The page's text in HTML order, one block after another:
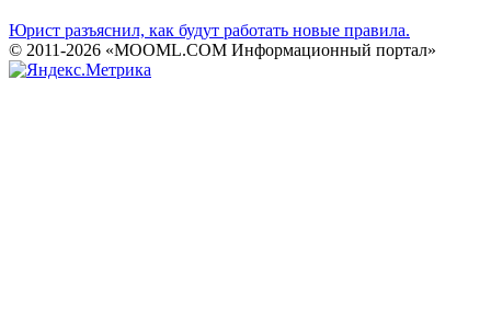
Юрист разъяснил, как будут работать новые правила.
© 2011-2026 «MOOML.COM Информационный портал»